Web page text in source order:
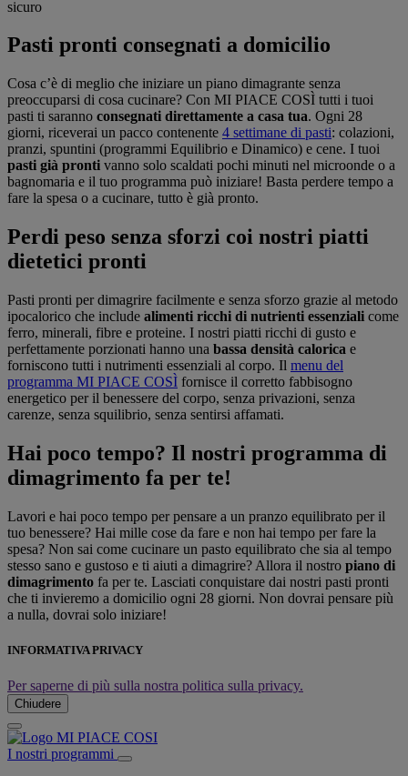
sicuro
Pasti pronti consegnati a domicilio
Cosa c’è di meglio che iniziare un piano dimagrante senza
preoccuparsi di cosa cucinare? Con MI PIACE COSÌ tutti i tuoi
pasti ti saranno consegnati direttamente a casa tua. Ogni 28
giorni, riceverai un pacco contenente 4 settimane di pasti: colazioni,
pranzi, spuntini (programmi Equilibrio e Dinamico) e cene. I tuoi
pasti già pronti vanno solo scaldati pochi minuti nel microonde o a
bagnomaria e il tuo programma può iniziare! Basta perdere tempo a
fare la spesa o a cucinare, tutto è già pronto.
Perdi peso senza sforzi coi nostri piatti
dietetici pronti
Pasti pronti per dimagrire facilmente e senza sforzo grazie al metodo
ipocalorico che include alimenti ricchi di nutrienti essenziali come
ferro, minerali, fibre e proteine. I nostri piatti ricchi di gusto e
perfettamente porzionati hanno una bassa densità calorica e
forniscono tutti i nutrimenti essenziali al corpo. Il menu del
programma MI PIACE COSÌ fornisce il corretto fabbisogno
energetico per il benessere del corpo, senza privazioni, senza
carenze, senza squilibrio, senza sentirsi affamati.
Hai poco tempo? Il nostri programma di
dimagrimento fa per te!
Lavori e hai poco tempo per pensare a un pranzo equilibrato per il
tuo benessere? Hai mille cose da fare e non hai tempo per fare la
spesa? Non sai come cucinare un pasto equilibrato che sia al tempo
stesso sano e gustoso e ti aiuti a dimagrire? Allora il nostro piano di
dimagrimento fa per te. Lasciati conquistare dai nostri pasti pronti
che ti invieremo a domicilio ogni 28 giorni. Non dovrai pensare più
a nulla, dovrai solo iniziare!
INFORMATIVA PRIVACY
Per saperne di più sulla nostra politica sulla privacy.
Chiudere
I nostri programmi